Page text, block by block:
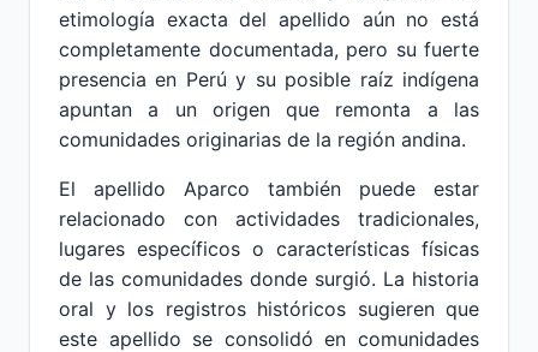
etimología exacta del apellido aún no está
completamente documentada, pero su fuerte
presencia en Perú y su posible raíz indígena
apuntan a un origen que remonta a las
comunidades originarias de la región andina.
El apellido Aparco también puede estar
relacionado con actividades tradicionales,
lugares específicos o características físicas
de las comunidades donde surgió. La historia
oral y los registros históricos sugieren que
este apellido se consolidó en comunidades